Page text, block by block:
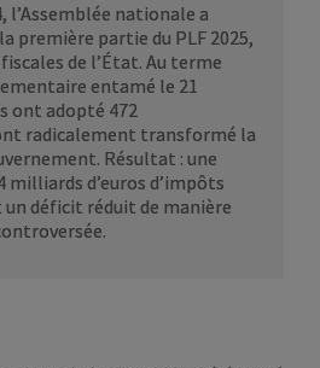
l’Assemblée nationale a
première partie du PLF 2025,
de l’État. Au terme
entamé le 21
ont adopté 472
radicalement transformé la
Résultat : une
d’euros d’impôts
déficit réduit de manière